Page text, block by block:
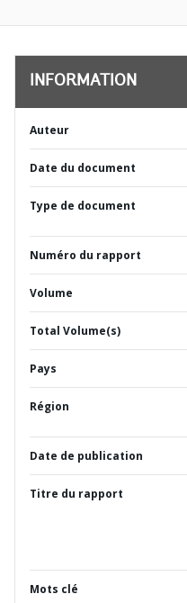
INFORMATION
Auteur
Date du document
Type de document
Numéro du rapport
Volume
Total Volume(s)
Pays
Région
Date de publication
Titre du rapport
Mots clé